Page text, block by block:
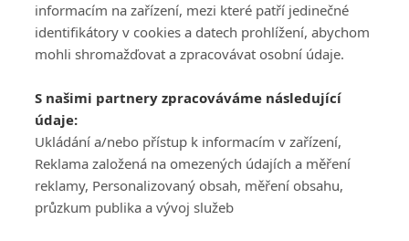
PŘIHLÁSIT
REGISTROVAT
DISKUZE
Šéfredaktorkou webu jePetr Slavík, e-mailserialy@fandimefilmu.cz
Máte-li zájem o inzerci na našem webu napište nám na e-mail
studio@koncal.com
Ochrana osobních údajů|Zásady používání cookies |Pravidla webu
Upravit nastavení soukromí
informacím na zařízení, mezi které patří jedinečné
identifikátory v cookies a datech prohlížení, abychom
mohli shromažďovat a zpracovávat osobní údaje.
S našimi partnery zpracováváme následující
údaje:
Ukládání a/nebo přístup k informacím v zařízení,
Reklama založená na omezených údajích a měření
reklamy, Personalizovaný obsah, měření obsahu,
průzkum publika a vývoj služeb